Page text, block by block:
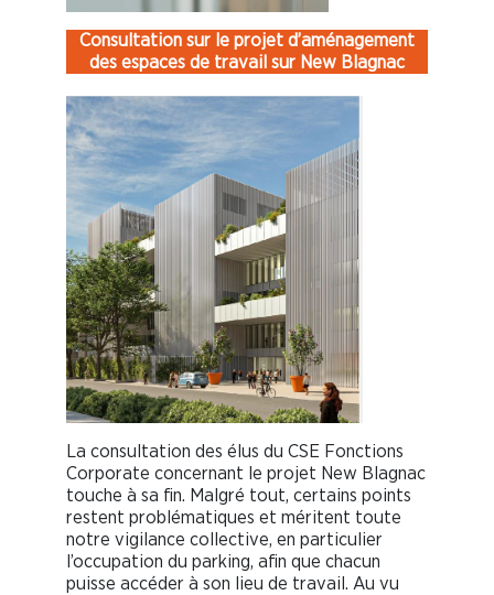
Consultation sur le projet d’aménagement
des espaces de travail sur New Blagnac
La consultation des élus du CSE Fonctions
Corporate concernant le projet New Blagnac
touche à sa fin. Malgré tout, certains points
restent problématiques et méritent toute
notre vigilance collective, en particulier
l’occupation du parking, afin que chacun
puisse accéder à son lieu de travail. Au vu